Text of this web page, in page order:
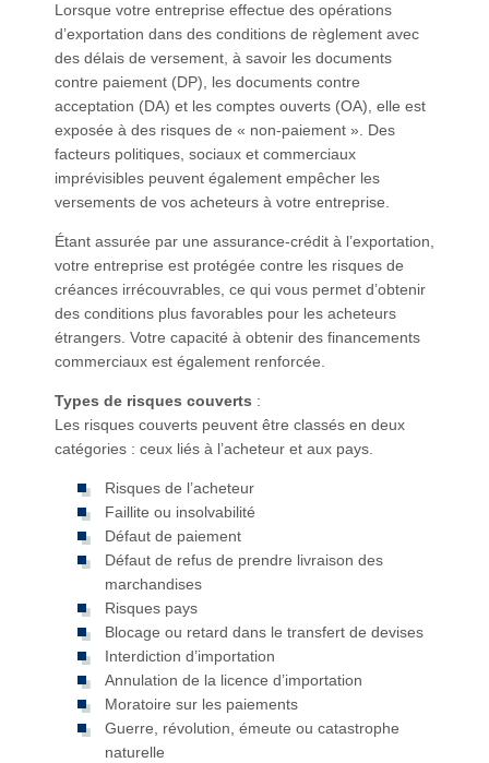
Lorsque votre entreprise effectue des opérations
d’exportation dans des conditions de règlement avec
des délais de versement, à savoir les documents
contre paiement (DP), les documents contre
acceptation (DA) et les comptes ouverts (OA), elle est
exposée à des risques de « non-paiement ». Des
facteurs politiques, sociaux et commerciaux
imprévisibles peuvent également empêcher les
versements de vos acheteurs à votre entreprise.
Étant assurée par une assurance-crédit à l’exportation,
votre entreprise est protégée contre les risques de
créances irrécouvrables, ce qui vous permet d’obtenir
des conditions plus favorables pour les acheteurs
étrangers. Votre capacité à obtenir des financements
commerciaux est également renforcée.
Types de risques couverts :
Les risques couverts peuvent être classés en deux
catégories : ceux liés à l’acheteur et aux pays.
Risques de l’acheteur
Faillite ou insolvabilité
Défaut de paiement
Défaut de refus de prendre livraison des
marchandises
Risques pays
Blocage ou retard dans le transfert de devises
Interdiction d’importation
Annulation de la licence d’importation
Moratoire sur les paiements
Guerre, révolution, émeute ou catastrophe
naturelle